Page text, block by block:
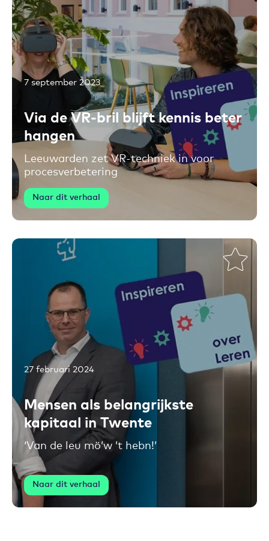
Toevoegen aan favorieten
7 september 2023
Via de VR-bril blijft kennis beter
hangen
Leeuwarden zet VR-techniek in voor
procesverbetering
Naar dit verhaal
Toevoegen aan favorieten
27 februari 2024
Mensen als belangrijkste
kapitaal in Twente
‘Van de leu mö’w ’t hebn!’
Naar dit verhaal